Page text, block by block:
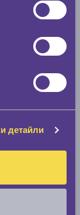
детайли